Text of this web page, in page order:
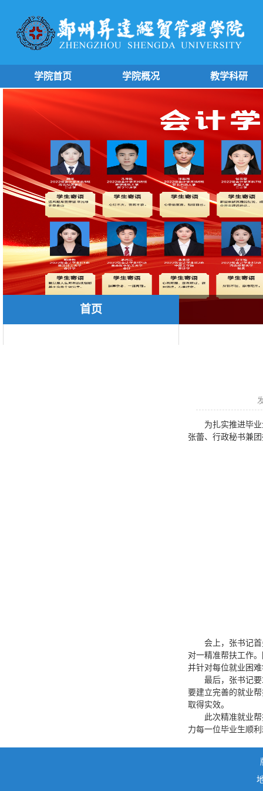
学院首页 学院概况 教学科研
首页
为扎实推进毕
张蕾、行政秘书兼
会上，张书记
对一精准帮扶工作
并针对每位就业困
最后，张书记
要建立完善的就业
取得实效。
此次精准就业
力每一位毕业生顺